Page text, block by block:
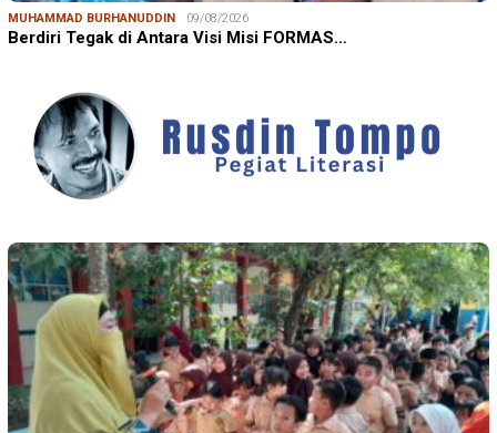
MUHAMMAD BURHANUDDIN 09/08/2026
Berdiri Tegak di Antara Visi Misi FORMAS…